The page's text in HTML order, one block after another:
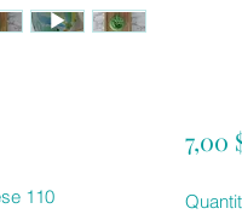
110
7,00